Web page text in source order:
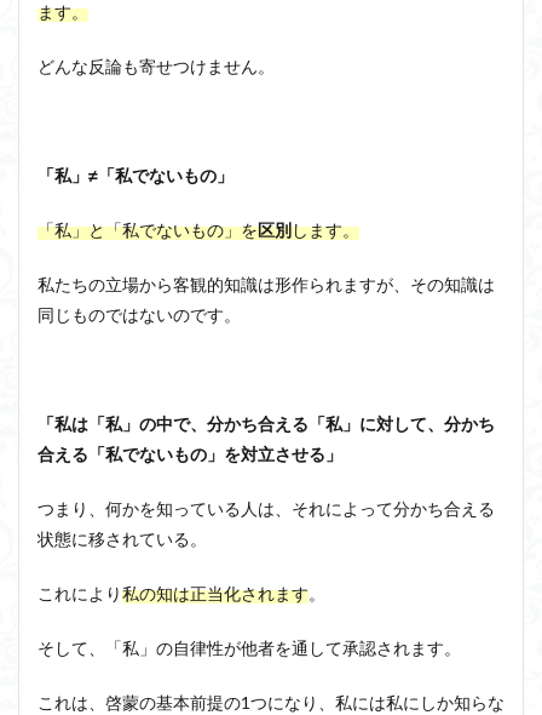
ます。
どんな反論も寄せつけません。
「私」≠「私でないもの」
「私」と「私でないもの」を区別します。
私たちの立場から客観的知識は形作られますが、その知識は
同じものではないのです。
「私は「私」の中で、分かち合える「私」に対して、分かち
合える「私でないもの」を対立させる」
つまり、何かを知っている人は、それによって分かち合える
状態に移されている。
これにより私の知は正当化されます。
そして、「私」の自律性が他者を通して承認されます。
これは、啓蒙の基本前提の1つになり、私には私にしか知らな